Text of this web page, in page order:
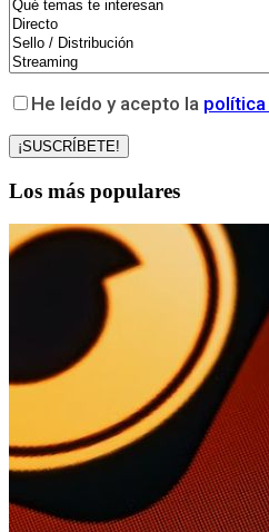
He leído y acepto la
Los más populares